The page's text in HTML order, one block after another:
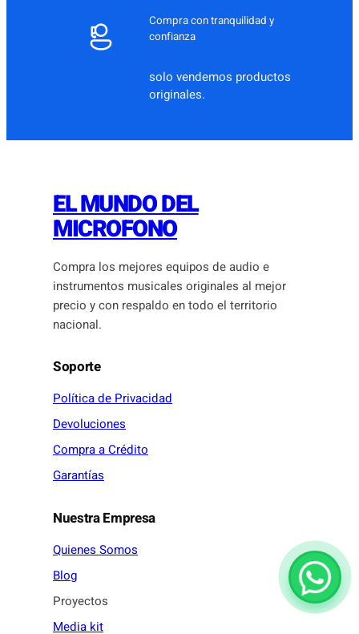
Compra con tranquilidad y
confianza
solo vendemos productos
originales.
EL MUNDO DEL
MICROFONO
Compra los mejores equipos de audio e
instrumentos musicales originales al mejor
precio y con respaldo en todo el territorio
nacional.
Soporte
Política de Privacidad
Devoluciones
Compra a Crédito
Garantías
Nuestra Empresa
Quienes Somos
Blog
Proyectos
Media kit